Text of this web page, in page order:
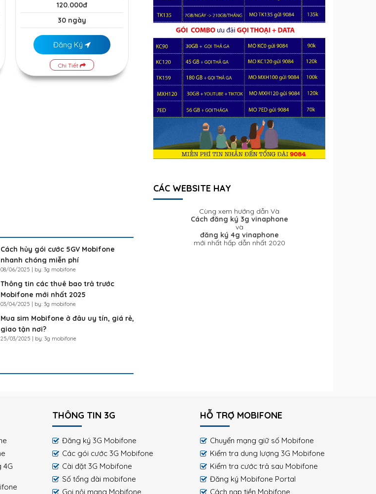
120.000đ
30 ngày
Đăng Ký
Chi Tiết
Cách hủy gói cước 5GV Mobifone
nhanh chóng miễn phí
08/06/2025 | by: 3g mobifone
Thông tin các thuê bao trả trước
Mobifone mới nhất 2025
03/04/2025 | by: 3g mobifone
Mua sim Mobifone ở đâu uy tín, giá rẻ,
giao tận nơi?
25/03/2025 | by: 3g mobifone
CÁC WEBSITE HAY
Cùng xem hướng dẫn Và
Cách đăng ký 3g vinaphone
và
đăng ký 4g vinaphone
mới nhất hấp dẫn nhất 2020
4G
THÔNG TIN 3G
Đăng ký 3G Mobifone
Các gói cước 3G Mobifone
Cài đặt 3G Mobifone
Số tổng đài mobifone
Gọi nội mạng Mobifone
HỖ TRỢ MOBIFONE
Chuyển mạng giữ số Mobifone
Kiểm tra dung lượng 3G Mobifone
Kiểm tra cước trả sau Mobifone
Đăng ký Mobifone Portal
Cách nạp tiền Mobifone